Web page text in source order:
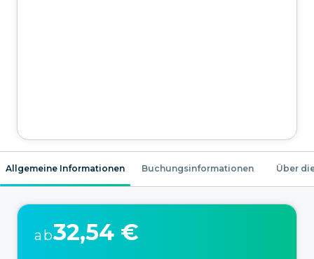
Allgemeine Informationen Buchungsinformationen Über
ab32,54 €